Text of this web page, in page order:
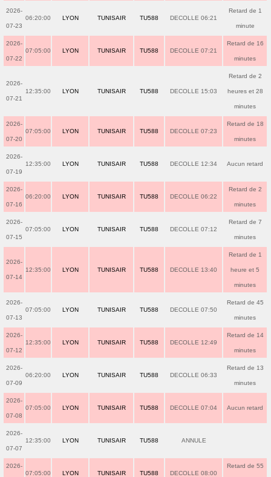
2026-
07-23
06:20:00 LYON TUNISAIR TU588 DECOLLE 06:21
Retard de 1
minute
2026-
07-22
07:05:00 LYON TUNISAIR TU588 DECOLLE 07:21
Retard de 16
minutes
2026-
07-21
12:35:00 LYON TUNISAIR TU588 DECOLLE 15:03
Retard de 2
heures et 28
minutes
2026-
07-20
07:05:00 LYON TUNISAIR TU588 DECOLLE 07:23
Retard de 18
minutes
2026-
07-19
12:35:00 LYON TUNISAIR TU588 DECOLLE 12:34 Aucun retard
2026-
07-16
06:20:00 LYON TUNISAIR TU588 DECOLLE 06:22
Retard de 2
minutes
2026-
07-15
07:05:00 LYON TUNISAIR TU588 DECOLLE 07:12
Retard de 7
minutes
2026-
07-14
12:35:00 LYON TUNISAIR TU588 DECOLLE 13:40
Retard de 1
heure et 5
minutes
2026-
07-13
07:05:00 LYON TUNISAIR TU588 DECOLLE 07:50
Retard de 45
minutes
2026-
07-12
12:35:00 LYON TUNISAIR TU588 DECOLLE 12:49
Retard de 14
minutes
2026-
07-09
06:20:00 LYON TUNISAIR TU588 DECOLLE 06:33
Retard de 13
minutes
2026-
07-08
07:05:00 LYON TUNISAIR TU588 DECOLLE 07:04 Aucun retard
2026-
07-07
12:35:00 LYON TUNISAIR TU588 ANNULE
2026-
07:05:00 LYON TUNISAIR TU588 DECOLLE 08:00
Retard de 55